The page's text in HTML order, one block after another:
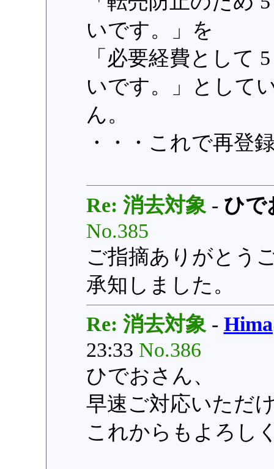
いです。」を
「必要経費として
いです。」として
ん。
・・・これで再登
Re: 消去対象- ひで
No.385
ご指摘ありがとう
承知しました。
Re: 消去対象-
23:33 No.386
ひでおさん、
早速ご対応いただ
これからもよろし